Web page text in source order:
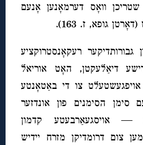
האָט שטריכן וואָס דערמאָנען אָנעם
גופא, ז. 163).
גבורותדיקער רעקאָנסטרוקציע
דיאַלעקטן, האָט אוריאל
(1958) אויפגעשטעלט צו די באַטאָנטע
הסימנים פון אונדזער
— אויסגעאַרבעטע קדמון
צום דרומדיקן מזרח יידיש